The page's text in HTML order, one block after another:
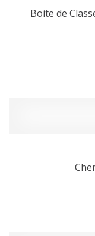
Boite de